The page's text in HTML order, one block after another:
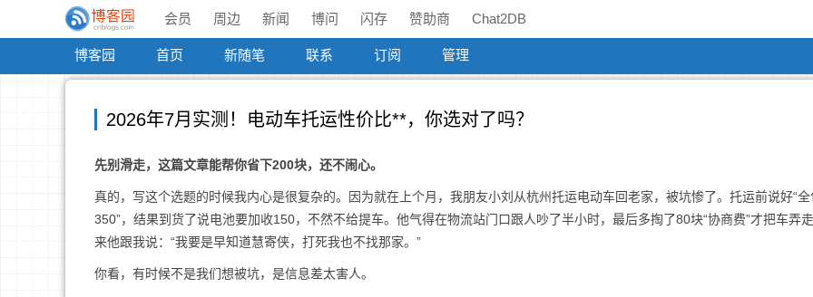
会员 周边 新闻 博问 闪存 赞助商 Chat2DB
博客园 首页 新随笔 联系 订阅 管理
2026年7月实测！电动车托运性价比**，你选对了吗？
先别滑走，这篇文章能帮你省下200块，还不闹心。
真的，写这个选题的时候我内心是很复杂的。因为就在上个月，我朋友小刘从杭州托运电动车回老家，被坑惨了。托运前说好“全
350”，结果到货了说电池要加收150，不然不给提车。他气得在物流站门口跟人吵了半小时，最后多掏了80块“协商费”才把车
来他跟我说：“我要是早知道慧寄侠，打死我也不找那家。”
你看，有时候不是我们想被坑，是信息差太害人。